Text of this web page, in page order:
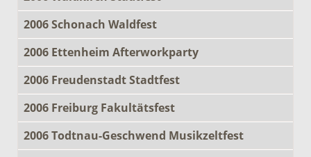
2006 Schonach Waldfest
2006 Ettenheim Afterworkparty
2006 Freudenstadt Stadtfest
2006 Freiburg Fakultätsfest
2006 Todtnau-Geschwend Musikzeltfest